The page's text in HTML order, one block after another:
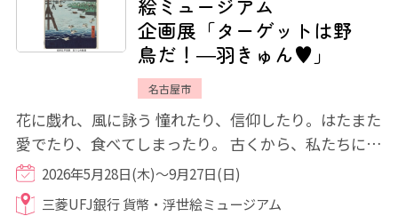
絵ミュージアム
企画展「ターゲットは野
鳥だ！―羽きゅん♥」
名古屋市
花に戯れ、風に詠う 憧れたり、信仰したり。はたまた
愛でたり、食べてしまったり。 古くから、私たちにと
って身近な小さな命である「鳥」。天空...
2026年5月28日(木)～9月27日(日)
三菱UFJ銀行 貨幣・浮世絵ミュージアム